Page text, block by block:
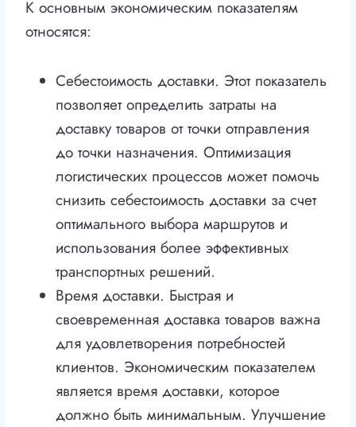
К основным экономическим показателям
относятся:
Себестоимость доставки. Этот показатель
позволяет определить затраты на
доставку товаров от точки отправления
до точки назначения. Оптимизация
логистических процессов может помочь
снизить себестоимость доставки за счет
оптимального выбора маршрутов и
использования более эффективных
транспортных решений.
Время доставки. Быстрая и
своевременная доставка товаров важна
для удовлетворения потребностей
клиентов. Экономическим показателем
является время доставки, которое
должно быть минимальным. Улучшение